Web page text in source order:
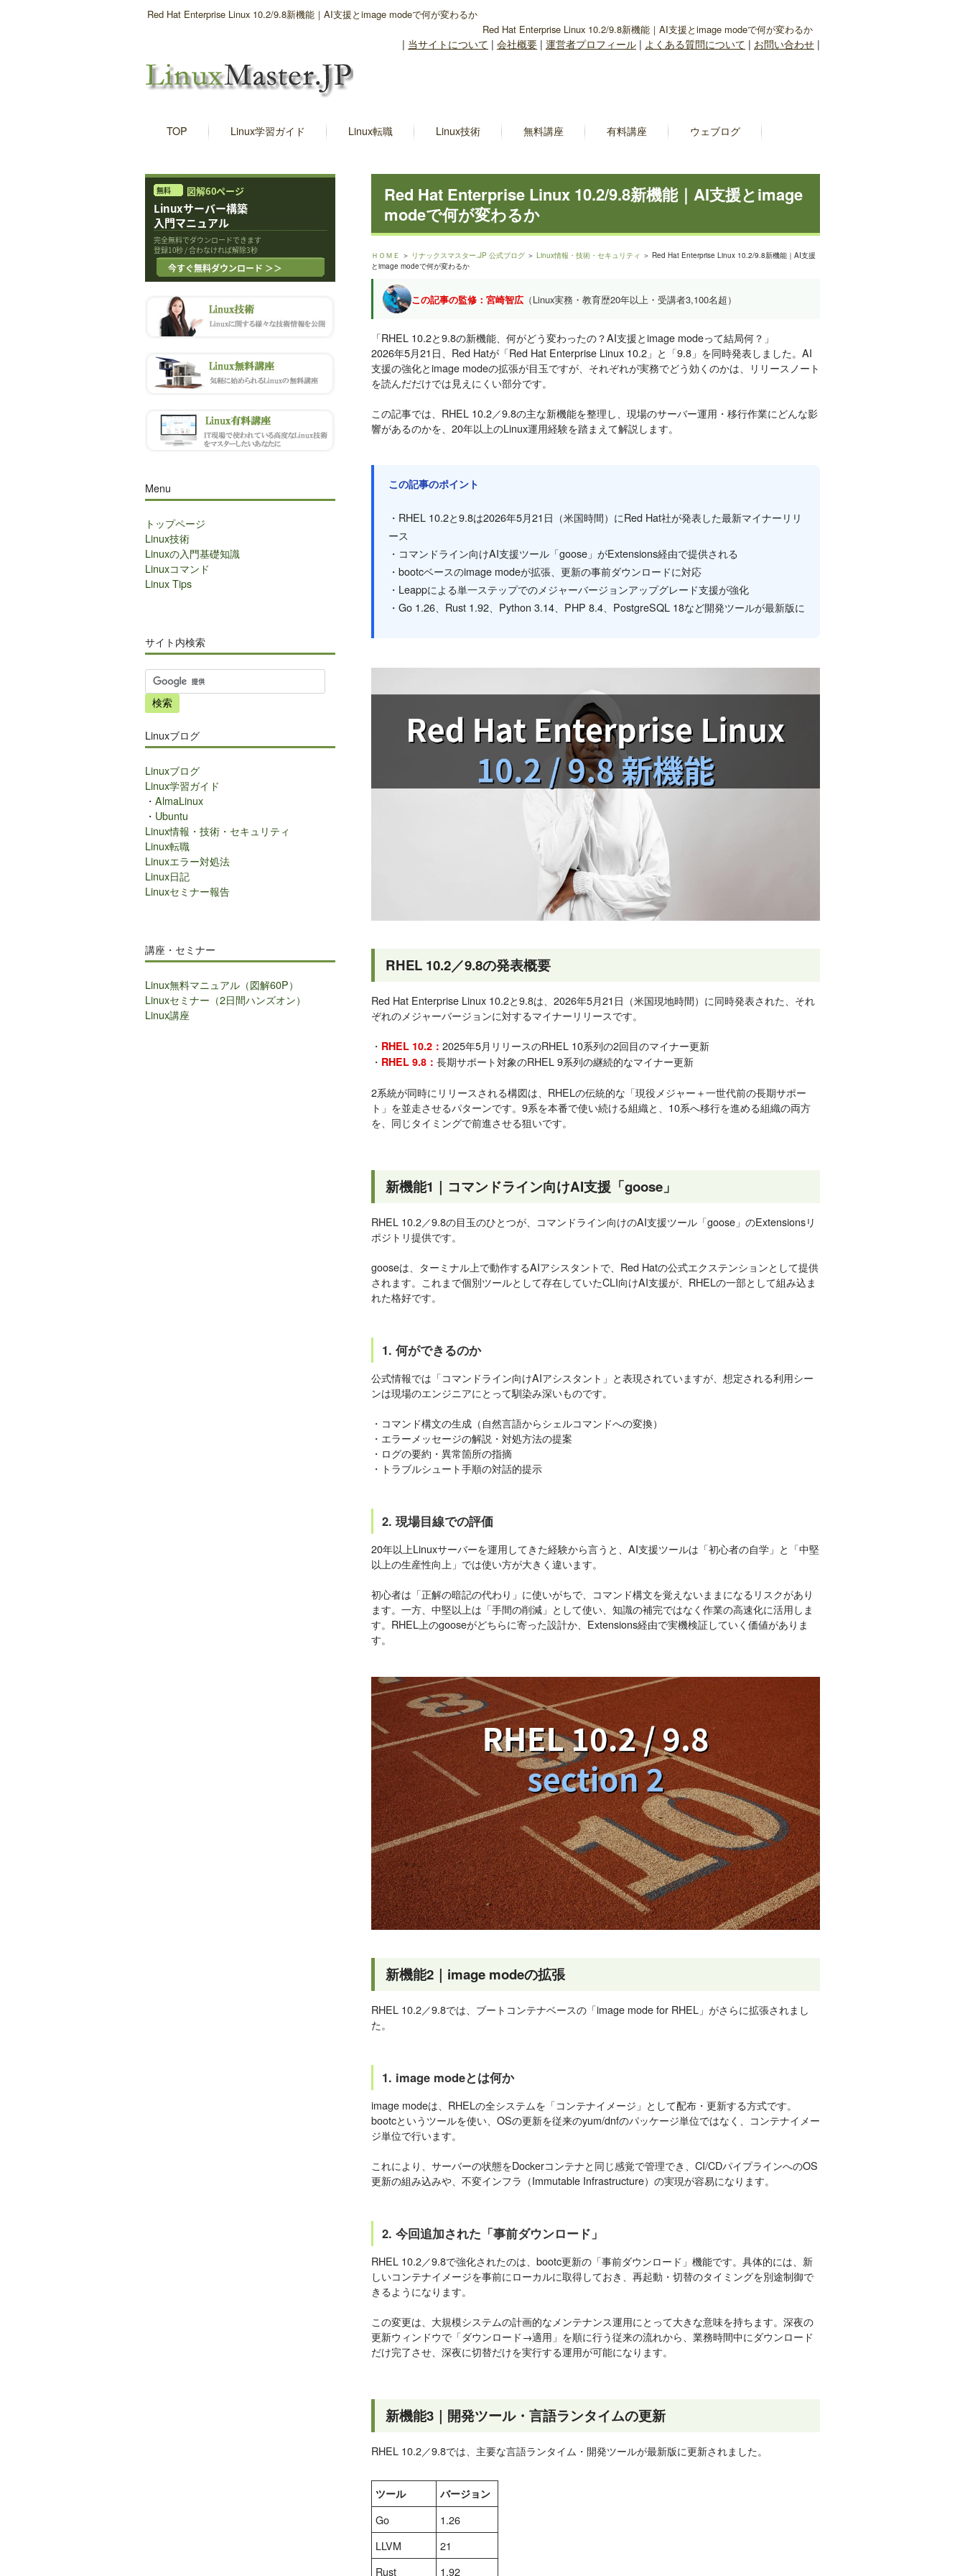
Red Hat Enterprise Linux 10.2/9.8新機能｜AI支援とimage modeで何が変わるか
Red Hat Enterprise Linux 10.2/9.8新機能｜AI支援とimage modeで何が変わるか
| 当サイトについて | 会社概要 | 運営者プロフィール | よくある質問について | お問い合わせ |
TOP Linux学習ガイド Linux転職 Linux技術 無料講座 有料講座 ウェブログ
Red Hat Enterprise Linux 10.2/9.8新機能｜AI支援とimage
modeで何が変わるか
ＨＯＭＥ ＞ リナックスマスター.JP 公式ブログ ＞ Linux情報・技術・セキュリティ ＞ Red Hat Enterprise Linux 10.2/9.8新機能｜AI支援
とimage modeで何が変わるか
この記事の監修：宮崎智広（Linux実務・教育歴20年以上・受講者3,100名超）
「RHEL 10.2と9.8の新機能、何がどう変わったの？AI支援とimage modeって結局何？」
2026年5月21日、Red Hatが「Red Hat Enterprise Linux 10.2」と「9.8」を同時発表しました。AI
支援の強化とimage modeの拡張が目玉ですが、それぞれが実務でどう効くのかは、リリースノート
を読んだだけでは見えにくい部分です。
この記事では、RHEL 10.2／9.8の主な新機能を整理し、現場のサーバー運用・移行作業にどんな影
響があるのかを、20年以上のLinux運用経験を踏まえて解説します。
この記事のポイント
・RHEL 10.2と9.8は2026年5月21日（米国時間）にRed Hat社が発表した最新マイナーリリ
ース
・コマンドライン向けAI支援ツール「goose」がExtensions経由で提供される
・bootcベースのimage modeが拡張、更新の事前ダウンロードに対応
・Leappによる単一ステップでのメジャーバージョンアップグレード支援が強化
・Go 1.26、Rust 1.92、Python 3.14、PHP 8.4、PostgreSQL 18など開発ツールが最新版に
RHEL 10.2／9.8の発表概要
Red Hat Enterprise Linux 10.2と9.8は、2026年5月21日（米国現地時間）に同時発表された、それ
ぞれのメジャーバージョンに対するマイナーリリースです。
・ RHEL 10.2： 2025年5月リリースのRHEL 10系列の2回目のマイナー更新
・ RHEL 9.8： 長期サポート対象のRHEL 9系列の継続的なマイナー更新
2系統が同時にリリースされる構図は、RHELの伝統的な「現役メジャー＋一世代前の長期サポー
ト」を並走させるパターンです。9系を本番で使い続ける組織と、10系へ移行を進める組織の両方
を、同じタイミングで前進させる狙いです。
新機能1｜コマンドライン向けAI支援「goose」
RHEL 10.2／9.8の目玉のひとつが、コマンドライン向けのAI支援ツール「goose」のExtensionsリ
ポジトリ提供です。
gooseは、ターミナル上で動作するAIアシスタントで、Red Hatの公式エクステンションとして提供
されます。これまで個別ツールとして存在していたCLI向けAI支援が、RHELの一部として組み込ま
れた格好です。
1. 何ができるのか
公式情報では「コマンドライン向けAIアシスタント」と表現されていますが、想定される利用シー
ンは現場のエンジニアにとって馴染み深いものです。
・コマンド構文の生成（自然言語からシェルコマンドへの変換）
・エラーメッセージの解説・対処方法の提案
・ログの要約・異常箇所の指摘
・トラブルシュート手順の対話的提示
2. 現場目線での評価
20年以上Linuxサーバーを運用してきた経験から言うと、AI支援ツールは「初心者の自学」と「中堅
以上の生産性向上」では使い方が大きく違います。
初心者は「正解の暗記の代わり」に使いがちで、コマンド構文を覚えないままになるリスクがあり
ます。一方、中堅以上は「手間の削減」として使い、知識の補完ではなく作業の高速化に活用しま
す。RHEL上のgooseがどちらに寄った設計か、Extensions経由で実機検証していく価値がありま
す。
新機能2｜image modeの拡張
RHEL 10.2／9.8では、ブートコンテナベースの「image mode for RHEL」がさらに拡張されまし
た。
1. image modeとは何か
image modeは、RHELの全システムを「コンテナイメージ」として配布・更新する方式です。
bootcというツールを使い、OSの更新を従来のyum/dnfのパッケージ単位ではなく、コンテナイメー
ジ単位で行います。
これにより、サーバーの状態をDockerコンテナと同じ感覚で管理でき、CI/CDパイプラインへのOS
更新の組み込みや、不変インフラ（Immutable Infrastructure）の実現が容易になります。
2. 今回追加された「事前ダウンロード」
RHEL 10.2／9.8で強化されたのは、bootc更新の「事前ダウンロード」機能です。具体的には、新
しいコンテナイメージを事前にローカルに取得しておき、再起動・切替のタイミングを別途制御で
きるようになります。
この変更は、大規模システムの計画的なメンテナンス運用にとって大きな意味を持ちます。深夜の
更新ウィンドウで「ダウンロード→適用」を順に行う従来の流れから、業務時間中にダウンロード
だけ完了させ、深夜に切替だけを実行する運用が可能になります。
新機能3｜開発ツール・言語ランタイムの更新
RHEL 10.2／9.8では、主要な言語ランタイム・開発ツールが最新版に更新されました。
ツール バージョン
Go
1.26
LLVM
21
Rust
1.92
Menu
トップページ
Linux技術
Linuxの入門基礎知識
Linuxコマンド
Linux Tips
サイト内検索
サ
イ
ト
検
索
Linuxブログ
Linuxブログ
Linux学習ガイド
・ AlmaLinux
・ Ubuntu
Linux情報・技術・セキュリティ
Linux転職
Linuxエラー対処法
Linux日記
Linuxセミナー報告
講座・セミナー
Linux無料マニュアル（図解60P）
Linuxセミナー（2日間ハンズオン）
Linux講座